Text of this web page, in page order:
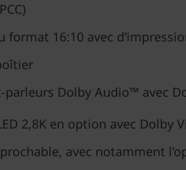
format 16:10 avec
parleurs Dolby Audio™ avec
2,8K en option avec Dolby
avec notamment